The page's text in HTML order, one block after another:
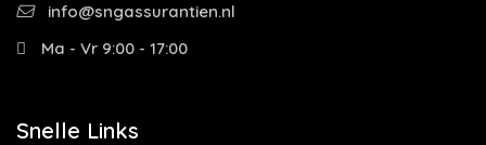
info@sngassurantien.nl
Ma - Vr 9:00 - 17:00
Snelle Links